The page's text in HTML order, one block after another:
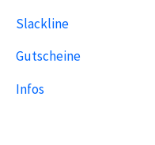
Slackline
Gutscheine
Infos